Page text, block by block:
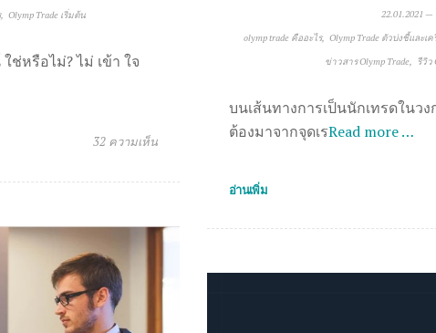
Olymp Trade เริ่มต้น
ช่หรือไม่? ไม่ เข้า ใจ
32 ความเห็น
22.01.2021 —
olymp trade คืออะไร
Olymp Trade ตัวบ่งชี้และเ
ข่าวสาร Olymp Trade
รีวิว
บนเส้นทางการเป็นนักเทรดในว
ต้องมาจากจุดเรRead more …
อ่านเพิ่ม